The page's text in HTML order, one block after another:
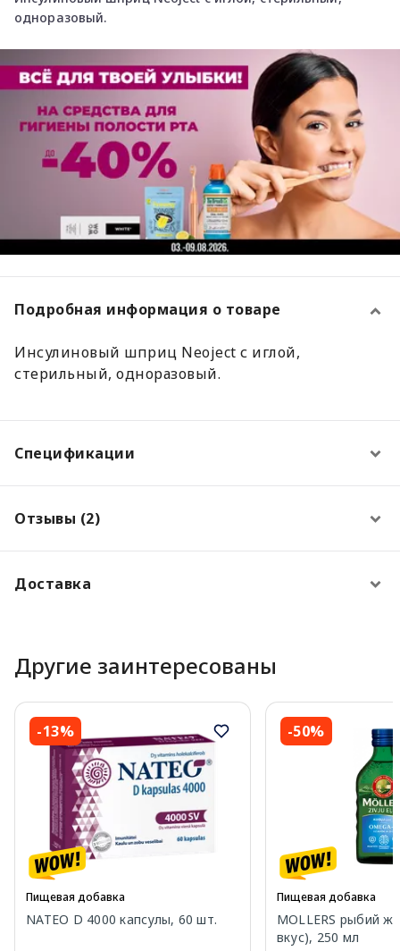
одноразовый.
Подробная информация о товаре
Инсулиновый шприц Neoject с иглой,
стерильный, одноразовый.
Спецификации
Отзывы (2)
Доставка
Другие заинтересованы
-13%
Пищевая добавка
NATEO D 4000 капсулы, 60 шт.
-50%
Пищевая добавка
MOLLERS рыбий
вкус), 250 мл